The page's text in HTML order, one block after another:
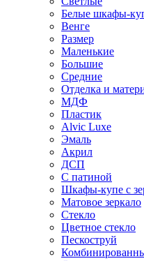
Белые шкафы-
Венге
Размер
Маленькие
Большие
Средние
Отделка и
МДФ
Пластик
Alvic Luxe
Эмаль
Акрил
ДСП
С патиной
Шкафы-купе с
Матовое зеркало
Стекло
Цветное стекло
Пескоструй